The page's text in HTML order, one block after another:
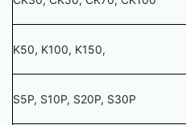
K50, K100, K150,
S5P, S10P, S20P, S30P